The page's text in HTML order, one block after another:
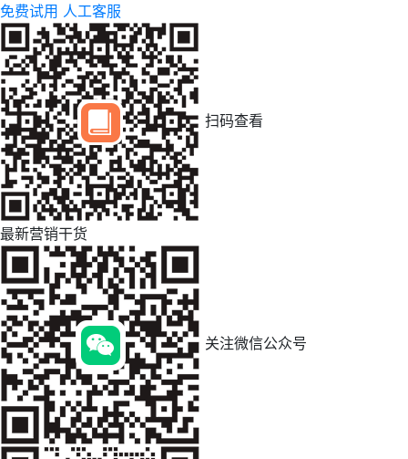
免费试用 人工客服
扫码查看
最新营销干货
关注微信公众号